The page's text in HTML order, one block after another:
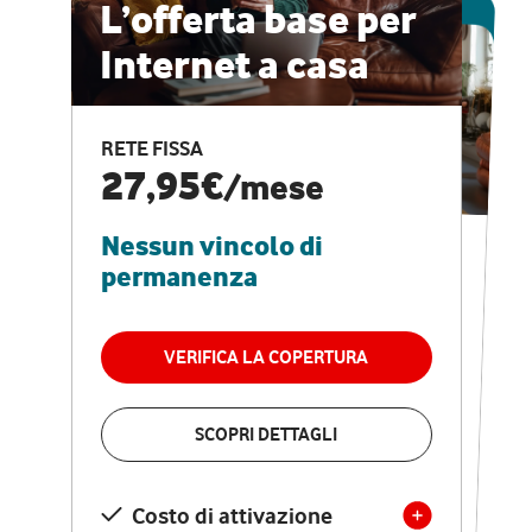
L’offerta base per
Internet a casa
RETE FISSA
27,95€/mese
Nessun vincolo di
permanenza
VERIFICA LA COPERTURA
SCOPRI DETTAGLI
Costo di attivazione
CASA PRO
Internet veloce e
vantaggi speciali
RETE FISSA + VODAFONE CLUB
29,95€
permanenza
VERIFICA LA COPERTURA